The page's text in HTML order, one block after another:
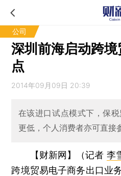
公司
深圳前海启动跨
点
2014年09月09日 20:39
在该进口试点模式下，保
更低，个人消费者亦可直接
【财新网】（记者 李
跨境贸易电子商务出口业